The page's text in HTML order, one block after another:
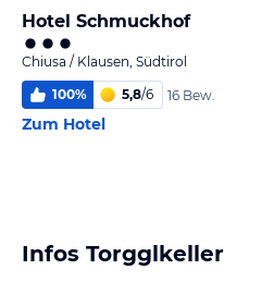
Hotel Schmuckhof
Chiusa / Klausen, Südtirol
100% 5,8/6 16 Bew.
Zum Hotel
Infos Torgglkeller